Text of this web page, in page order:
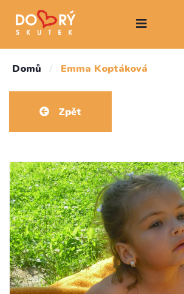
Domů / Emma Koptáková
Zpět